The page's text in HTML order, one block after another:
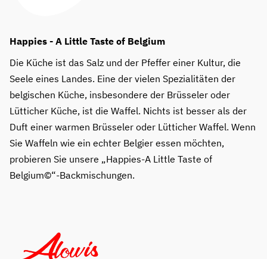
Happies - A Little Taste of Belgium
Die Küche ist das Salz und der Pfeffer einer Kultur, die
Seele eines Landes. Eine der vielen Spezialitäten der
belgischen Küche, insbesondere der Brüsseler oder
Lütticher Küche, ist die Waffel. Nichts ist besser als der
Duft einer warmen Brüsseler oder Lütticher Waffel. Wenn
Sie Waffeln wie ein echter Belgier essen möchten,
probieren Sie unsere „Happies-A Little Taste of
Belgium©“-Backmischungen.